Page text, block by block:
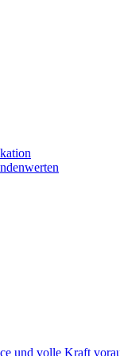
und volle Kraft